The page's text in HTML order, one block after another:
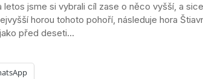
letos jsme si vybrali cíl zase o něco vyšší, a
horou tohoto pohoří, následuje hora
před deseti...